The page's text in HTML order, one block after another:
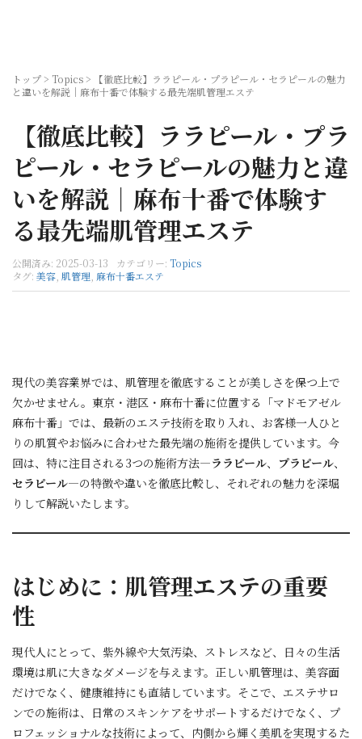
トップ> Topics>
【徹底比較】ララピール・プラピール・セラピールの魅力
と違いを解説｜麻布十番で体験する最先端肌管理エステ
【徹底比較】ララピール・プラ
ピール・セラピールの魅力と違
いを解説｜麻布十番で体験す
る最先端肌管理エステ
公開済み: 2025-03-13 カテゴリー: Topics
タグ: 美容 肌管理 麻布十番エステ
現代の美容業界では、肌管理を徹底することが美しさを保つ上で
欠かせません。東京・港区・麻布十番に位置する「マドモアゼル
麻布十番」では、最新のエステ技術を取り入れ、お客様一人ひと
りの肌質やお悩みに合わせた最先端の施術を提供しています。今
回は、特に注目される3つの施術方法―ララピール、 プラピール、
セラピール―の特徴や違いを徹底比較し、それぞれの魅力を深堀
りして解説いたします。
はじめに：肌管理エステの重要
性
現代人にとって、紫外線や大気汚染、ストレスなど、日々の生活
環境は肌に大きなダメージを与えます。正しい肌管理は、美容面
だけでなく、健康維持にも直結しています。そこで、エステサロ
ンでの施術は、日常のスキンケアをサポートするだけでなく、プ
ロフェッショナルな技術によって、内側から輝く美肌を実現するた